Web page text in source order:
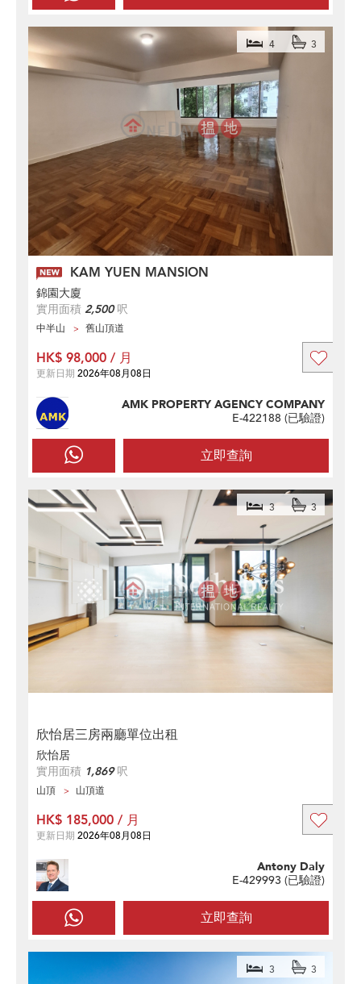
KAM YUEN MANSION
4 3
錦園大廈
實用面積 2,500呎
中半山 舊山頂道
立即查詢
AMK PROPERTY AGENCY COMPANY
E-422188 (已驗證)
HK$ 98,000 / 月
更新日期 2026年08月08日
欣怡居三房兩廳單位出租
3 3
欣怡居
實用面積 1,869呎
山頂 山頂道
立即查詢
Antony Daly
E-429993 (已驗證)
HK$ 185,000 / 月
更新日期 2026年08月08日
3 3